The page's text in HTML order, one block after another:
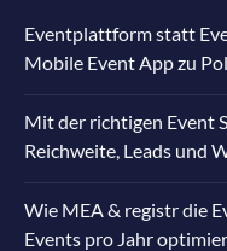
Eventplattform statt
Mobile Event App zu
Mit der richtigen Event
Reichweite, Leads und
Wie MEA & registr die
Events pro Jahr